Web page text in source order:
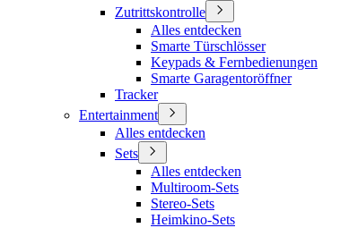
Zutrittskontrolle
Alles entdecken
Smarte Türschlösser
Keypads & Fernbedienungen
Smarte Garagentoröffner
Tracker
Entertainment
Alles entdecken
Sets
Alles entdecken
Multiroom-Sets
Stereo-Sets
Heimkino-Sets